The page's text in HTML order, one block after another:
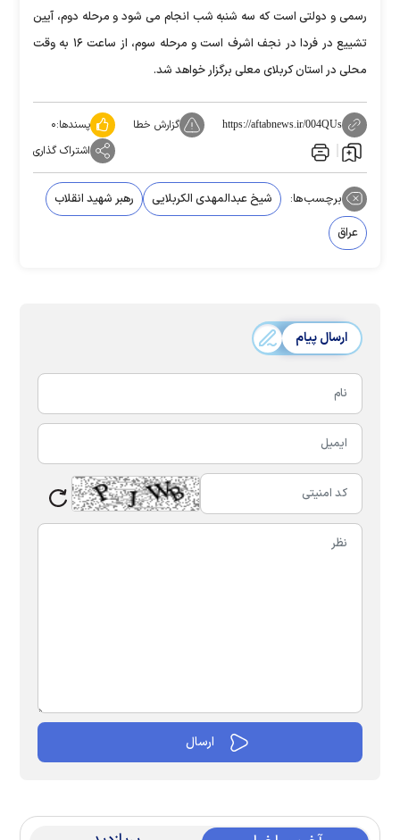
رسمی و دولتی است که سه شنبه شب انجام می شود و مرحله دوم، آیین
تشییع در فردا در نجف اشرف است و مرحله سوم، از ساعت ۱۶ به وقت
محلی در استان کربلای معلی برگزار خواهد شد.
https://aftabnews.ir/004QUs گزارش خطا پسندها:۰
اشتراک گذاری
برچسب‌ها: شیخ عبدالمهدی الکربلایی
رهبر شهید انقلاب
عراق
ارسال پیام